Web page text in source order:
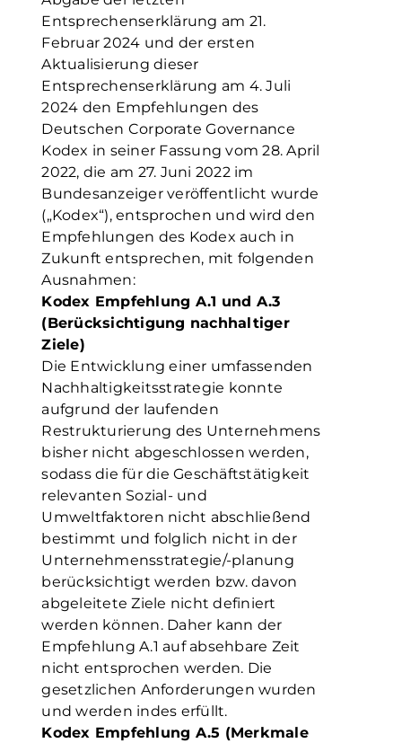
Entsprechenserklärung am 21.
Februar 2024 und der ersten
Aktualisierung dieser
Entsprechenserklärung am 4. Juli
2024 den Empfehlungen des
Deutschen Corporate Governance
Kodex in seiner Fassung vom 28. April
2022, die am 27. Juni 2022 im
Bundesanzeiger veröffentlicht wurde
(„Kodex“), entsprochen und wird den
Empfehlungen des Kodex auch in
Zukunft entsprechen, mit folgenden
Ausnahmen:
Kodex Empfehlung A.1 und A.3
(Berücksichtigung nachhaltiger
Ziele)
Die Entwicklung einer umfassenden
Nachhaltigkeitsstrategie konnte
aufgrund der laufenden
Restrukturierung des Unternehmens
bisher nicht abgeschlossen werden,
sodass die für die Geschäftstätigkeit
relevanten Sozial- und
Umweltfaktoren nicht abschließend
bestimmt und folglich nicht in der
Unternehmensstrategie/-planung
berücksichtigt werden bzw. davon
abgeleitete Ziele nicht definiert
werden können. Daher kann der
Empfehlung A.1 auf absehbare Zeit
nicht entsprochen werden. Die
gesetzlichen Anforderungen wurden
und werden indes erfüllt.
Kodex Empfehlung A.5 (Merkmale